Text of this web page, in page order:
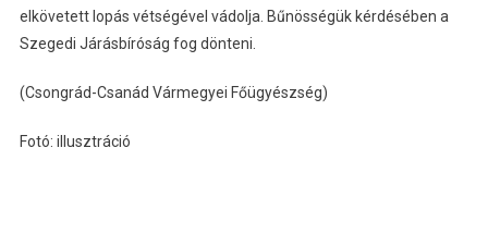
elkövetett lopás vétségével vádolja. Bűnösségük kérdésében a
Szegedi Járásbíróság fog dönteni.
(Csongrád-Csanád Vármegyei Főügyészség)
Fotó: illusztráció